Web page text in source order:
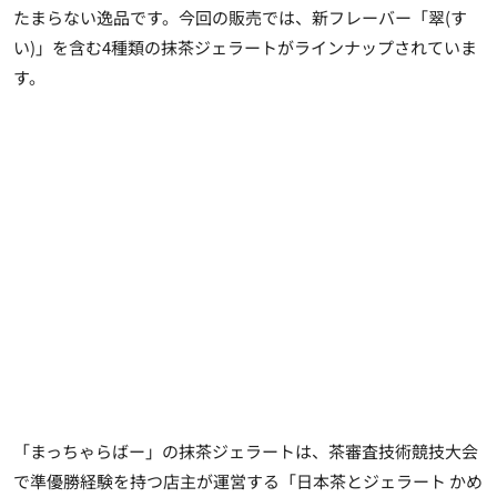
たまらない逸品です。今回の販売では、新フレーバー「翠(す
い)」を含む4種類の抹茶ジェラートがラインナップされていま
す。
「まっちゃらばー」の抹茶ジェラートは、茶審査技術競技大会
で準優勝経験を持つ店主が運営する「日本茶とジェラート かめ